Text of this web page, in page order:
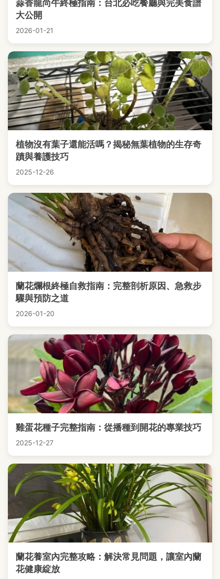
蒜香龍尚牛終極指南：台北必吃餐廳與完美食譜
大公開
2026-01-21
植物沒有葉子還能活嗎？揭秘無葉植物的生存奇
蹟與養護技巧
2025-12-26
蘭花爛根終極自救指南：完整剖析原因、急救步
驟與預防之道
2026-01-20
雞蛋花種子完整指南：從播種到開花的專業技巧
2025-12-27
蘭花養室內完整攻略：解決常見問題，讓室內蘭
花健康綻放